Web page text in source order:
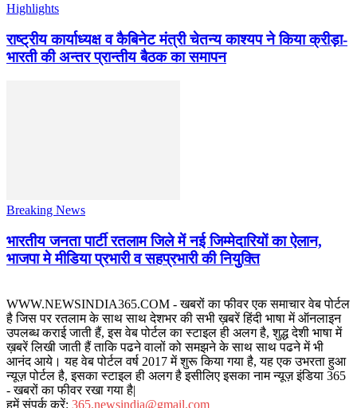
Highlights
राष्ट्रीय कार्याध्यक्ष व कैबिनेट मंत्री चेतन्य काश्यप ने किया क्रीड़ा-
भारती की अन्तर प्रान्तीय बैठक का समापन
Breaking News
भारतीय जनता पार्टी रतलाम जिले में नई जिम्मेदारियों का ऐलान,
भाजपा मे मीडिया प्रभारी व सहप्रभारी की नियुक्ति
WWW.NEWSINDIA365.COM - खबरों का फीवर एक समाचार वेब पोर्टल
है जिस पर रतलाम के साथ साथ देशभर की सभी ख़बरें हिंदी भाषा में ऑनलाइन
उपलब्ध कराई जाती हैं, इस वेब पोर्टल का स्टाइल ही अलग है, शुद्ध देशी भाषा में
ख़बरें लिखी जाती हैं ताकि पढने वालों को समझने के साथ साथ पढने में भी
आनंद आये। यह वेब पोर्टल वर्ष 2017 में शुरू किया गया है, यह एक उभरता हुआ
न्यूज़ पोर्टल है, इसका स्टाइल ही अलग है इसीलिए इसका नाम न्यूज़ इंडिया 365
- खबरों का फीवर रखा गया है|
हमें संपर्क करें: 365.newsindia@gmail.com